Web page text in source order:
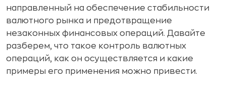
направленный на обеспечение стабильности
валютного рынка и предотвращение
незаконных финансовых операций. Давайте
разберем, что такое контроль валютных
операций, как он осуществляется и какие
примеры его применения можно привести.